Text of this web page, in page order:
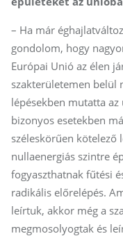
– Ha már
gondolom, hogy
Európai Unió az élen
szakterületemen belül
lépésekben mutatta
bizonyos esetekben
széleskörűen kötelező
nullaenergiás szintre
fogyaszthatnak fűtési
radikális előrelépés.
leírtuk, akkor még a
megmosolyogtak és